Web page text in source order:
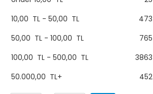
10,00 TL - 50,00 TL
473
50,00 TL - 100,00 TL
765
100,00 TL - 500,00 TL
3863
50.000,00 TL+ 452